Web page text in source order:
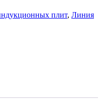
плит, Линия